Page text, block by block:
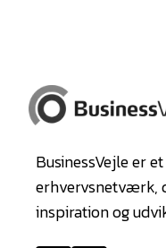
BusinessVejle er
erhvervsnetværk,
inspiration og